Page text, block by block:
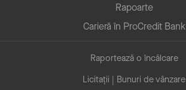
Rapoarte
Carieră în ProCredit Bank
Raportează o încălcare
Licitații | Bunuri de vânzare